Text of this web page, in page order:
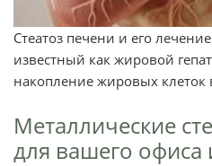
Стеатоз печени и его
известный как жировой
накопление жировых клеток
Металлические
для вашего офиса